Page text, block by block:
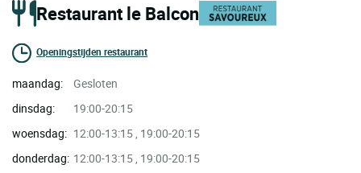
Restaurant le Balcon
Openingstijden restaurant
maandag:
Gesloten
dinsdag:
19:00-20:15
woensdag: 12:00-13:15 , 19:00-20:15
donderdag: 12:00-13:15 , 19:00-20:15